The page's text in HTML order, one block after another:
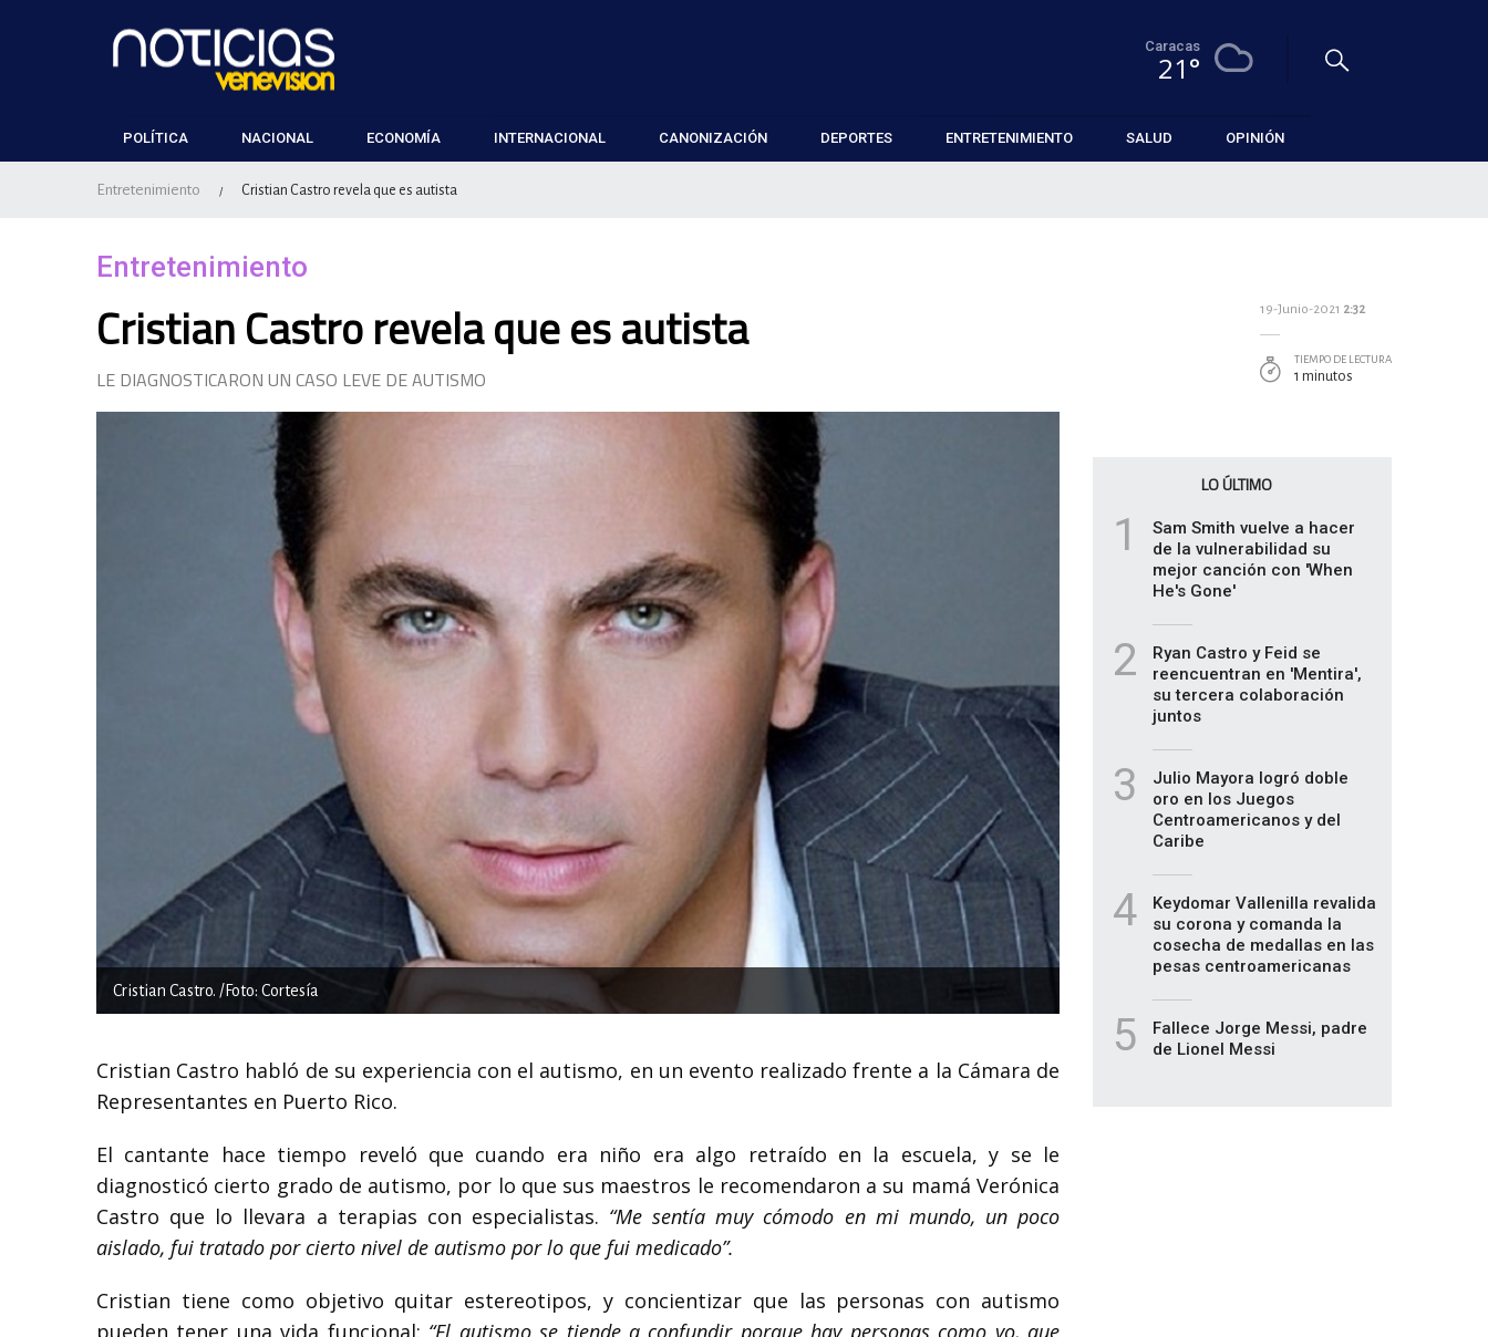
Caracas
21°
POLÍTICA NACIONAL ECONOMÍA INTERNACIONAL CANONIZACIÓN DEPORTES ENTRETENIMIENTO SALUD OPINIÓN
Entretenimiento / Cristian Castro revela que es autista
Entretenimiento
Cristian Castro revela que es autista
LE DIAGNOSTICARON UN CASO LEVE DE AUTISMO
Cristian Castro. /Foto: Cortesía
Cristian Castro habló de su experiencia con el autismo, en un evento realizado frente a la Cámara de
Representantes en Puerto Rico.
El cantante hace tiempo reveló que cuando era niño era algo retraído en la escuela, y se le
diagnosticó cierto grado de autismo, por lo que sus maestros le recomendaron a su mamá Verónica
Castro que lo llevara a terapias con especialistas. “Me sentía muy cómodo en mi mundo, un poco
aislado, fui tratado por cierto nivel de autismo por lo que fui medicado”.
Cristian tiene como objetivo quitar estereotipos, y concientizar que las personas con autismo
pueden tener una vida funcional: “El autismo se tiende a confundir porque hay personas como yo, que
19-Junio-2021 2:32
TIEMPO DE LECTURA
1 minutos
LO ÚLTIMO
1
Sam Smith vuelve a hacer
de la vulnerabilidad su
mejor canción con 'When
He's Gone'
2
Ryan Castro y Feid se
reencuentran en 'Mentira',
su tercera colaboración
juntos
3
Julio Mayora logró doble
oro en los Juegos
Centroamericanos y del
Caribe
4
Keydomar Vallenilla revalida
su corona y comanda la
cosecha de medallas en las
pesas centroamericanas
5
Fallece Jorge Messi, padre
de Lionel Messi